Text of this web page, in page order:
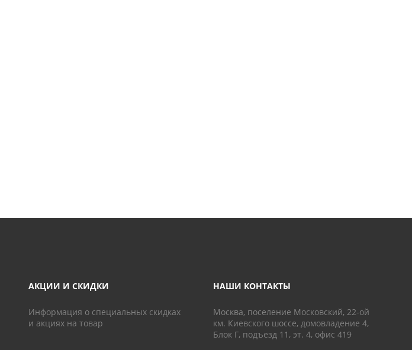
АКЦИИ И СКИДКИ
Информация о специальных скидках
и акциях на товар
НАШИ КОНТАКТЫ
Москва, поселение Московский, 22-ой
км. Киевского шоссе, домовладение 4,
Блок Г, подъезд 11, эт. 4, офис 419